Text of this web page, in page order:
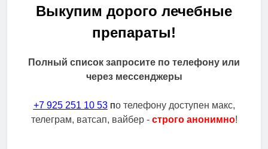
Выкупим дорого лечебные
препараты!
Полный список запросите по телефону или
через мессенджеры
+7 925 251 10 53по телефону доступен макс,
телеграм, ватсап, вайбер - строго анонимно!